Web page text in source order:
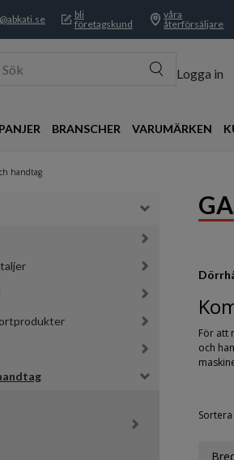
bli
företagskund
våra
återförsäljare
Sök Logga in
BRANSCHER VARUMÄRKEN
handtag
För att
och